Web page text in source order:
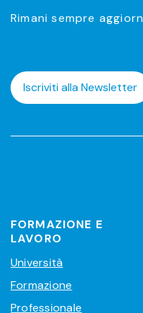
Rimani sempre
Iscriviti alla Newsletter
FORMAZIONE E
LAVORO
Università
Formazione
Professionale